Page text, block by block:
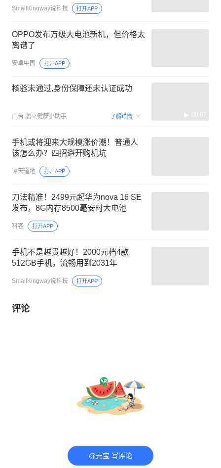
SmallKingway说科技 打开APP
OPPO发布万级大电池新机，但价格太
离谱了
安卓中国 打开APP
核验未通过,身份保障还未认证成功
广告 鼎立健康小助手 了解详情 00:07
手机或将迎来大规模涨价潮！普通人
该怎么办？四招避开购机坑
谭天道地 打开APP
刀法精准！2499元起华为nova 16 SE
发布，8G内存8500毫安时大电池
科客 打开APP
手机不是越贵越好！2000元档4款
512GB手机，流畅用到2031年
SmallKingway说科技 打开APP
评论
@元宝 写评论